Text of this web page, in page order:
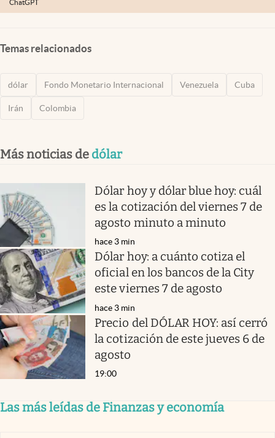
ChatGPT
Temas relacionados
dólar Fondo Monetario Internacional Venezuela Cuba
Irán Colombia
Más noticias de dólar
Dólar hoy y dólar blue hoy: cuál
es la cotización del viernes 7 de
agosto minuto a minuto
hace 3 min
Dólar hoy: a cuánto cotiza el
oficial en los bancos de la City
este viernes 7 de agosto
hace 3 min
Precio del DÓLAR HOY: así cerró
la cotización de este jueves 6 de
agosto
19:00
Las más leídas de Finanzas y economía